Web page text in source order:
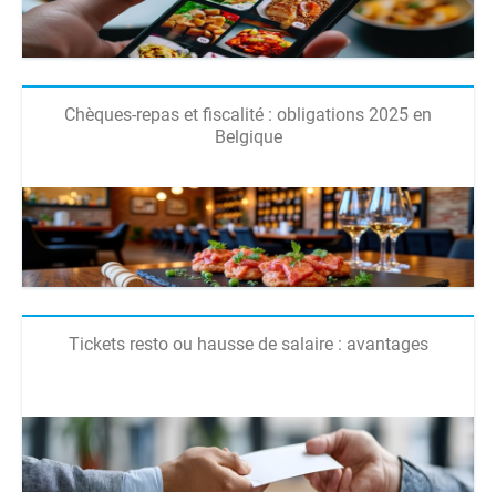
Chèques-repas et fiscalité : obligations 2025 en
Belgique
Tickets resto ou hausse de salaire : avantages